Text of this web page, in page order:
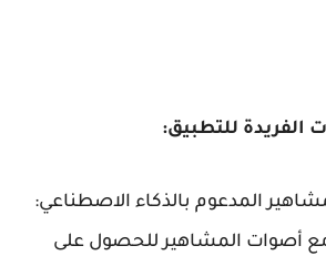
الفريدة للتطبيق:
المدعوم بالذكاء الاصطناعي:
أصوات المشاهير للحصول على